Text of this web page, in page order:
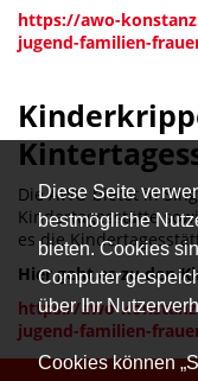
Diese Seite
bestmögliche
bieten. Cookies
Computer
über Ihr
Cookies können
https://awo-
jugend-familien-
Die AWO bietet in
Kindertagesstätte
es die
Hier geht es zu den
https://awo-
jugend-familien-